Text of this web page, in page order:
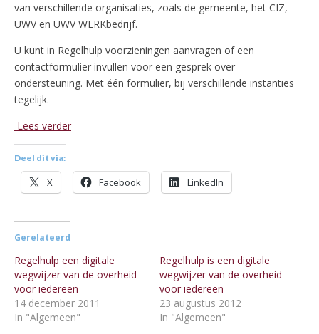
van verschillende organisaties, zoals de gemeente, het CIZ,
UWV en UWV WERKbedrijf.
U kunt in Regelhulp voorzieningen aanvragen of een
contactformulier invullen voor een gesprek over
ondersteuning. Met één formulier, bij verschillende instanties
tegelijk.
Lees verder
Deel dit via:
X Facebook LinkedIn
Gerelateerd
Regelhulp een digitale
wegwijzer van de overheid
voor iedereen
14 december 2011
In "Algemeen"
Regelhulp is een digitale
wegwijzer van de overheid
voor iedereen
23 augustus 2012
In "Algemeen"